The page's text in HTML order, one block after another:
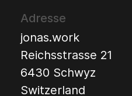
Adresse
jonas.work
Reichsstrasse 21
6430 Schwyz
Switzerland